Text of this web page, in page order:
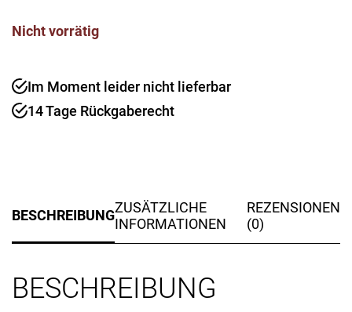
Nicht vorrätig
Im Moment leider nicht lieferbar
14 Tage Rückgaberecht
BESCHREIBUNGZUSÄTZLICHE
INFORMATIONEN
REZENSIONEN
(0)
BESCHREIBUNG